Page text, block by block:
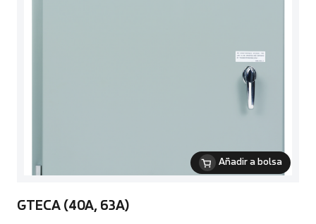
Añadir a bolsa
GTECA (40A, 63A)